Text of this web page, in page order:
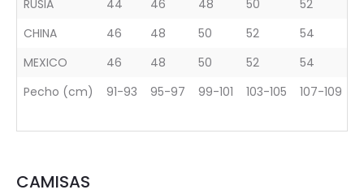
RUSIA
44 46 48 50 52
CHINA
46 48 50 52 54
MEXICO
46 48 50 52 54
Pecho (cm)
91-93 95-97 99-101 103-105 107-109
CAMISAS